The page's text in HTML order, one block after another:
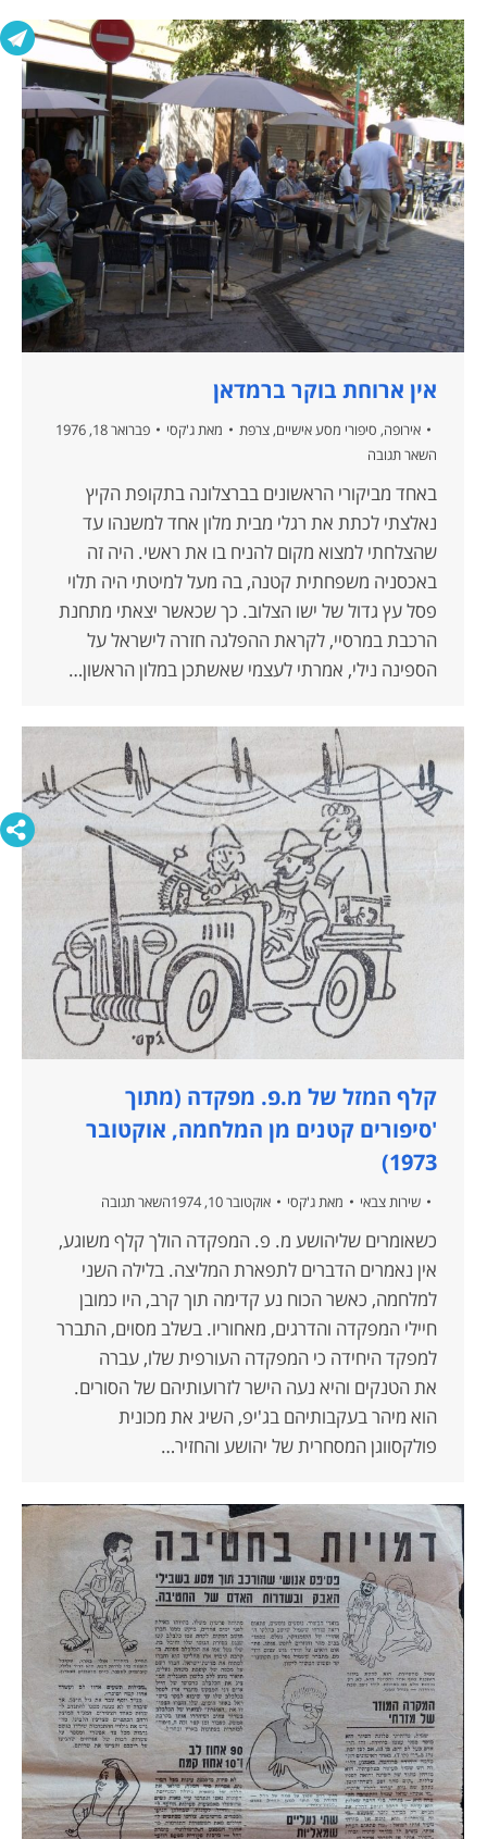
אין ארוחת בוקר ברמדאן
אירופה, סיפורי מסע אישיים, צרפת מאת ג'קסי
פברואר 18, 1976
השאר תגובה
באחד מביקורי הראשונים בברצלונה בתקופת הקיץ
נאלצתי לכתת את רגלי מבית מלון אחד למשנהו עד
שהצלחתי למצוא מקום להניח בו את ראשי. היה זה
באכסניה משפחתית קטנה, בה מעל למיטתי היה תלוי
פסל עץ גדול של ישו הצלוב. כך שכאשר יצאתי מתחנת
הרכבת במרסיי, לקראת ההפלגה חזרה לישראל על
הספינה נילי, אמרתי לעצמי שאשתכן במלון הראשון…
קלף המזל של מ.פ. מפקדה (מתוך
'סיפורים קטנים מן המלחמה, אוקטובר
1973)
שירות צבאי מאת ג'קסי אוקטובר 10, 1974 השאר תגובה
כשאומרים שליהושע מ. פ. המפקדה הולך קלף משוגע,
אין נאמרים הדברים לתפארת המליצה. בלילה השני
למלחמה, כאשר הכוח נע קדימה תוך קרב, היו כמובן
חיילי המפקדה והדרגים, מאחוריו. בשלב מסוים, התברר
למפקד היחידה כי המפקדה העורפית שלו, עברה
את הטנקים והיא נעה הישר לזרועותיהם של הסורים.
הוא מיהר בעקבותיהם בג'יפ, השיג את מכונית
פולקסווגן המסחרית של יהושע והחזיר…